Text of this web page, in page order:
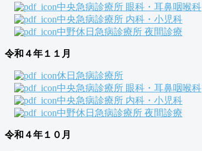
中央急病診療所 眼科・耳鼻咽喉科
中央急病診療所 内科・小児科
中野休日急病診療所 夜間診療
令和４年１１月
休日急病診療所
中央急病診療所 眼科・耳鼻咽喉科
中央急病診療所 内科・小児科
中野休日急病診療所 夜間診療
令和４年１０月